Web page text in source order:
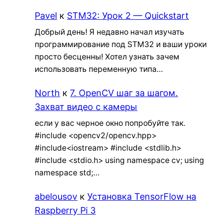
Pavel к STM32: Урок 2 — Quickstart
Добрый день! Я недавно начал изучать
программирование под STM32 и ваши уроки
просто бесценны! Хотел узнать зачем
использовать переменную типа…
North к7. OpenCV шаг за шагом.
Захват видео с камеры
если у вас черное окно попробуйте так.
#include <opencv2/opencv.hpp>
#include<iostream> #include <stdlib.h>
#include <stdio.h> using namespace cv; using
namespace std;…
abelousov кУстановка TensorFlow на
Raspberry Pi 3